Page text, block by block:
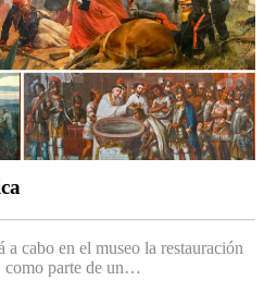
cabo en el museo la restauración
como parte de un…